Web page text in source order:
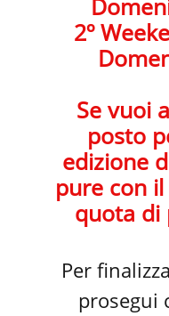
2º
Se vuoi
posto
edizione
pure con
quota di
Per
prosegui